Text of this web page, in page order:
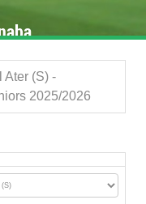
Ater (S) -
2025/2026